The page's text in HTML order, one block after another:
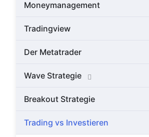
Moneymanagement
Tradingview
Der Metatrader
Wave Strategie
Breakout Strategie
Trading vs Investieren